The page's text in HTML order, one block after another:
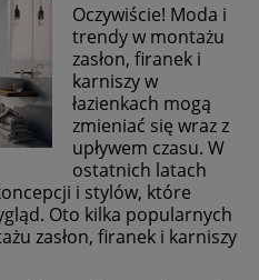
Oczywiście! Moda i
trendy w montażu
zasłon, firanek i
karniszy w
łazienkach mogą
zmieniać się wraz z
upływem czasu. W
ostatnich latach
i stylów, które
Oto kilka popularnych
zasłon, firanek i karniszy